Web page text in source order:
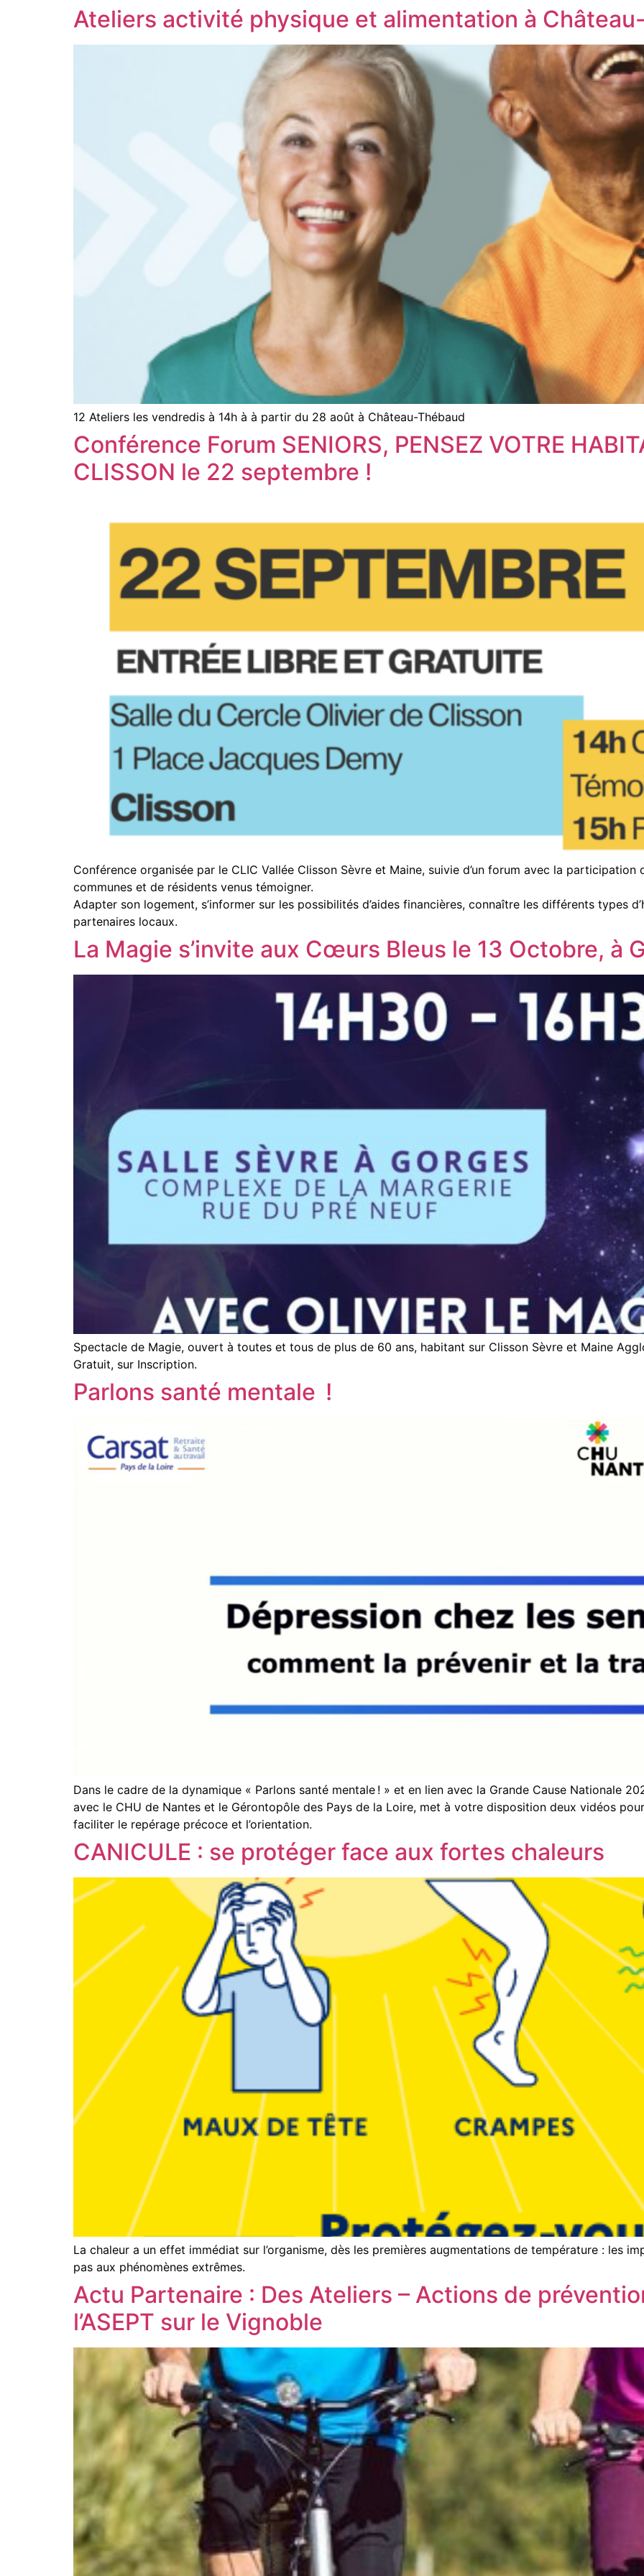
Ateliers activité physique et alimentation à
12 Ateliers les vendredis à 14h à à partir du 28 août à Château-Thébaud
Conférence Forum SENIORS, PENSEZ VOTRE
CLISSON le 22 septembre !
Conférence organisée par le CLIC Vallée Clisson Sèvre et Maine, suivie d’un forum avec la participation
communes et de résidents venus témoigner.
Adapter son logement, s’informer sur les possibilités d’aides financières, connaître les différents types
partenaires locaux.
La Magie s’invite aux Cœurs Bleus le 13 Octobre, à
Spectacle de Magie, ouvert à toutes et tous de plus de 60 ans, habitant sur Clisson Sèvre et Maine
Gratuit, sur Inscription.
Parlons santé mentale !
Dans le cadre de la dynamique « Parlons santé mentale ! » et en lien avec la Grande Cause Nationale
avec le CHU de Nantes et le Gérontopôle des Pays de la Loire, met à votre disposition deux vidéos
faciliter le repérage précoce et l’orientation.
CANICULE : se protéger face aux fortes chaleurs
La chaleur a un effet immédiat sur l’organisme, dès les premières augmentations de température : les
pas aux phénomènes extrêmes.
Actu Partenaire : Des Ateliers – Actions de
l’ASEPT sur le Vignoble